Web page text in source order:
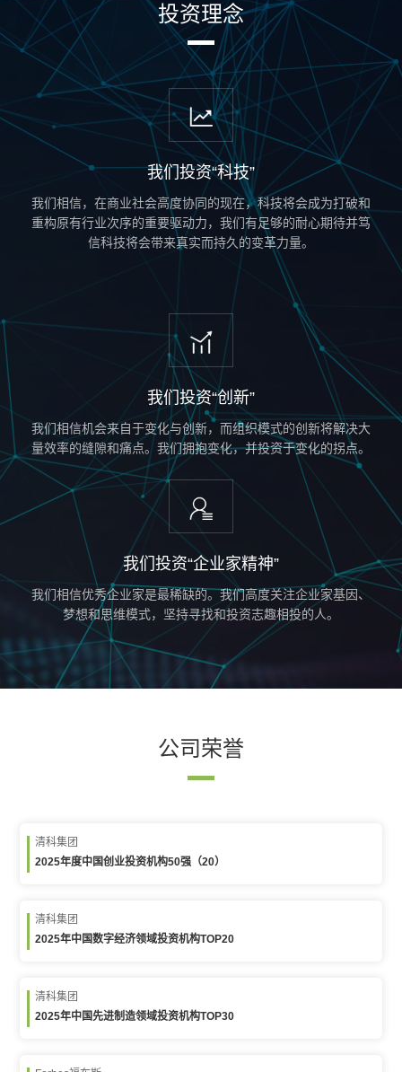
投资理念
我们投资“科技”
我们相信，在商业社会高度协同的现在，科技将会成为打破和
重构原有行业次序的重要驱动力，我们有足够的耐心期待并笃
信科技将会带来真实而持久的变革力量。
我们投资“创新”
我们相信机会来自于变化与创新，而组织模式的创新将解决大
量效率的缝隙和痛点。我们拥抱变化，并投资于变化的拐点。
我们投资“企业家精神”
我们相信优秀企业家是最稀缺的。我们高度关注企业家基因、
梦想和思维模式，坚持寻找和投资志趣相投的人。
公司荣誉
清科集团
2025年度中国创业投资机构50强（20）
清科集团
2025年中国数字经济领域投资机构TOP20
清科集团
2025年中国先进制造领域投资机构TOP30